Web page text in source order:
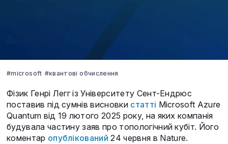
#microsoft #квантові обчислення
Фізик Генрі Легг із Університету Сент-Ендрюс
поставив під сумнів висновки статті Microsoft Azure
Quantum від 19 лютого 2025 року, на яких компанія
будувала частину заяв про топологічний кубіт. Його
коментар опублікований 24 червня в Nature.